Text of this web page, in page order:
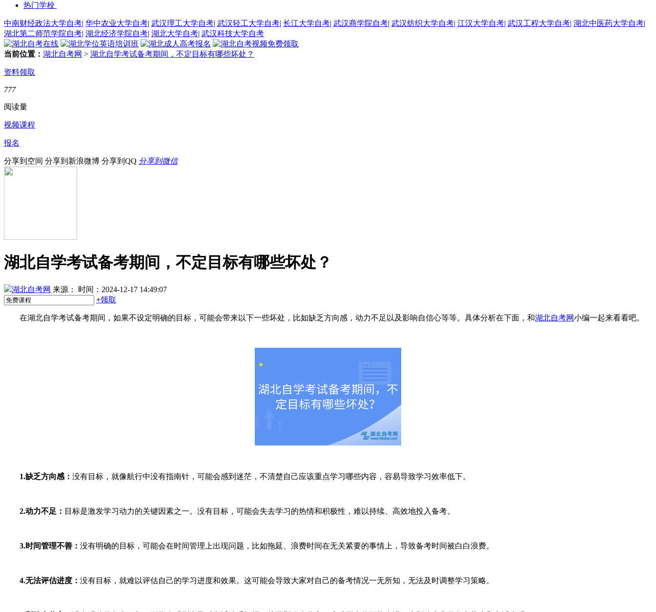
热门学校
中南财经政法大学自考| 华中农业大学自考| 武汉理工大学自考| 武汉轻工大学自考| 长江大学自考| 武汉商学院自考| 武汉纺织大学自考| 江汉大学自考| 武汉工程大学自考| 湖北中医药大学自考|
湖北第二师范学院自考| 湖北经济学院自考| 湖北大学自考| 武汉科技大学自考
当前位置： 湖北自考网 > 湖北自学考试备考期间，不定目标有哪些坏处？
资料领取
777
阅读量
视频课程
报名
分享到空间 分享到新浪微博 分享到QQ 分享到微信
湖北自学考试备考期间，不定目标有哪些坏处？
湖北自考网 来源：
时间：2024-12-17 14:49:07
+领取
在湖北自学考试备考期间，如果不设定明确的目标，可能会带来以下一些坏处，比如缺乏方向感，动力不足以及影响自信心等等。具体分析在下面，和湖北自考网小编一起来看看吧。
1.缺乏方向感： 没有目标，就像航行中没有指南针，可能会感到迷茫，不清楚自己应该重点学习哪些内容，容易导致学习效率低下。
2.动力不足： 目标是激发学习动力的关键因素之一。没有目标，可能会失去学习的热情和积极性，难以持续、高效地投入备考。
3.时间管理不善： 没有明确的目标，可能会在时间管理上出现问题，比如拖延、浪费时间在无关紧要的事情上，导致备考时间被白白浪费。
4.无法评估进度： 没有目标，就难以评估自己的学习进度和效果。这可能会导致大家对自己的备考情况一无所知，无法及时调整学习策略。